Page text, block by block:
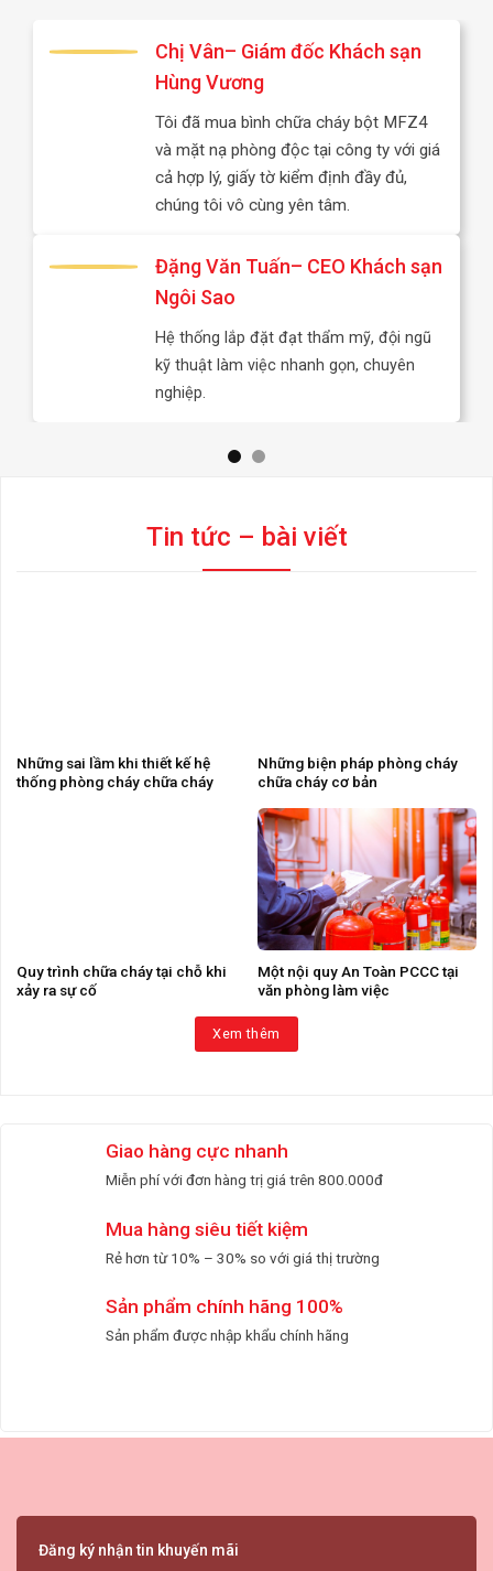
Chị Vân– Giám đốc Khách sạn
Hùng Vương
Tôi đã mua bình chữa cháy bột MFZ4
và mặt nạ phòng độc tại công ty với giá
cả hợp lý, giấy tờ kiểm định đầy đủ,
chúng tôi vô cùng yên tâm.
Đặng Văn Tuấn– CEO Khách sạn
Ngôi Sao
Hệ thống lắp đặt đạt thẩm mỹ, đội ngũ
kỹ thuật làm việc nhanh gọn, chuyên
nghiệp.
Tin tức – bài viết
Những sai lầm khi thiết kế hệ
thống phòng cháy chữa cháy
Những biện pháp phòng cháy
chữa cháy cơ bản
Quy trình chữa cháy tại chỗ khi
xảy ra sự cố
Một nội quy An Toàn PCCC tại
văn phòng làm việc
Xem thêm
Giao hàng cực nhanh
Miễn phí với đơn hàng trị giá trên 800.000đ
Mua hàng siêu tiết kiệm
Rẻ hơn từ 10% – 30% so với giá thị trường
Sản phẩm chính hãng 100%
Sản phẩm được nhập khẩu chính hãng
Đăng ký nhận tin khuyến mãi